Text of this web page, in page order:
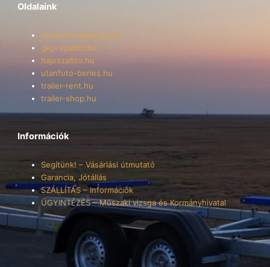
Oldalaink
utanfuto-alkatresz.hu
gep-szallito.hu
hajoszallito.hu
utanfuto-berles.hu
trailer-rent.hu
trailer-shop.hu
Információk
Segítünk! – Vásárlási útmutató
Garancia, Jótállás
SZÁLLÍTÁS – Információk
ÜGYINTÉZÉS – Műszaki vizsga és Kormányhivatal